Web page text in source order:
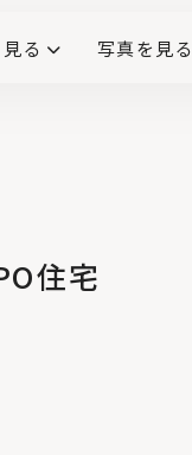
る 写真を見る
住宅